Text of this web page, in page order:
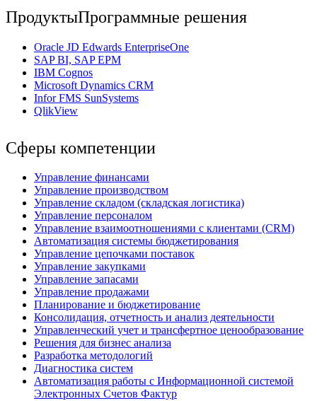
ПродуктыПрограммные решения
Oracle JD Edwards EnterpriseOne
SAP BI, SAP EPM
IBM Cognos
Мicrosoft Dynamics CRM
Infor FMS SunSystems
QlikView
Сферы компетенции
Управление финансами
Управление производством
Управление складом (складская логистика)
Управление персоналом
Управление взаимоотношениями с клиентами (СRM)
Автоматизация системы бюджетирования
Управление цепочками поставок
Управление закупками
Управление запасами
Управление продажами
Планирование и бюджетирование
Консолидация, отчетность и анализ деятельности
Управленческий учет и трансфертное ценообразование
Решения для бизнес анализа
Разработка методологий
Диагностика систем
Автоматизация работы с Информационной системой
Электронных Счетов Фактур